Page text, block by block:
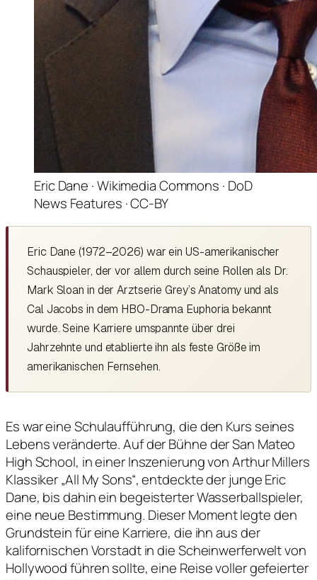
Eric Dane · Wikimedia Commons · DoD
News Features · CC-BY
Eric Dane (1972–2026) war ein US-amerikanischer
Schauspieler, der vor allem durch seine Rollen als Dr.
Mark Sloan in der Arztserie Grey’s Anatomy und als
Cal Jacobs in dem HBO-Drama Euphoria bekannt
wurde. Seine Karriere umspannte über drei
Jahrzehnte und etablierte ihn als feste Größe im
amerikanischen Fernsehen.
Es war eine Schulaufführung, die den Kurs seines
Lebens veränderte. Auf der Bühne der San Mateo
High School, in einer Inszenierung von Arthur Millers
Klassiker „All My Sons“, entdeckte der junge Eric
Dane, bis dahin ein begeisterter Wasserballspieler,
eine neue Bestimmung. Dieser Moment legte den
Grundstein für eine Karriere, die ihn aus der
kalifornischen Vorstadt in die Scheinwerferwelt von
Hollywood führen sollte, eine Reise voller gefeierter